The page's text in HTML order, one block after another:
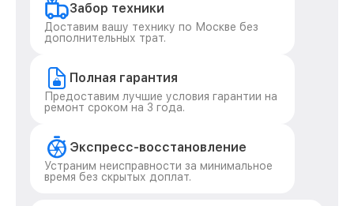
Забор техники
Доставим вашу технику по Москве без
дополнительных трат.
Полная гарантия
Предоставим лучшие условия гарантии на
ремонт сроком на 3 года.
Экспресс-восстановление
Устраним неисправности за минимальное
время без скрытых доплат.